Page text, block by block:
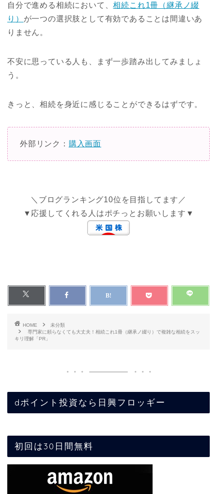
自分で進める相続において、相続これ1冊（継承ノ綴
り） が一つの選択肢として有効であることは間違いあ
りません。
不安に思っている人も、まず一歩踏み出してみましょ
う。
きっと、相続を身近に感じることができるはずです。
外部リンク： 購入画面
＼ブログランキング10位を目指してます／
▼応援してくれる人はポチっとお願いします▼
HOME
未分類
専門家に頼らなくても大丈夫！相続これ1冊（継承ノ綴り）で複雑な相続をスッ
キリ理解「PR」
dポイント投資なら日興フロッギー
初回は30日間無料